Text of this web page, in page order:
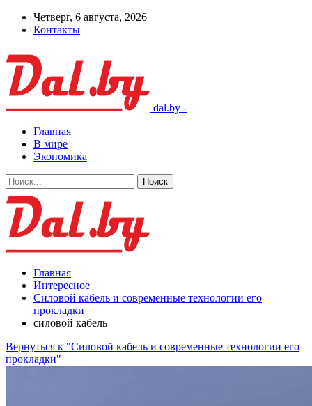
Четверг, 6 августа, 2026
Контакты
dal.by -
Главная
В мире
Экономика
Главная
Интересное
Силовой кабель и современные технологии его
прокладки
силовой кабель
Вернуться к "Силовой кабель и современные технологии его
прокладки"